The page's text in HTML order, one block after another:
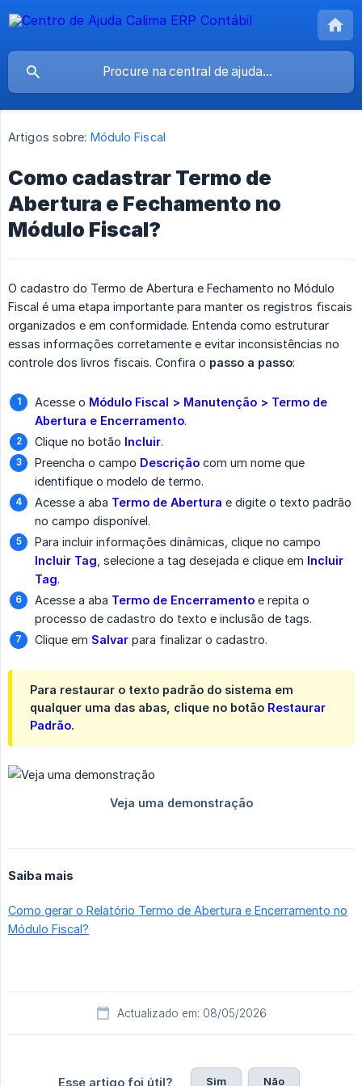
Artigos sobre: Módulo Fiscal
Como cadastrar Termo de
Abertura e Fechamento no
Módulo Fiscal?
O cadastro do Termo de Abertura e Fechamento no Módulo
Fiscal é uma etapa importante para manter os registros fiscais
organizados e em conformidade. Entenda como estruturar
essas informações corretamente e evitar inconsistências no
controle dos livros fiscais. Confira o passo a passo:
Acesse o Módulo Fiscal > Manutenção > Termo de
Abertura e Encerramento.
Clique no botão Incluir.
Preencha o campo Descrição com um nome que
identifique o modelo de termo.
Acesse a aba Termo de Abertura e digite o texto padrão
no campo disponível.
Para incluir informações dinâmicas, clique no campo
Incluir Tag , selecione a tag desejada e clique em Incluir
Tag.
Acesse a aba Termo de Encerramento e repita o
processo de cadastro do texto e inclusão de tags.
Clique em Salvar para finalizar o cadastro.
Para restaurar o texto padrão do sistema em
qualquer uma das abas, clique no botão Restaurar
Padrão.
Saiba mais
Como gerar o Relatório Termo de Abertura e Encerramento no
Módulo Fiscal?
Actualizado em: 08/05/2026
Esse artigo foi útil? Sim Não